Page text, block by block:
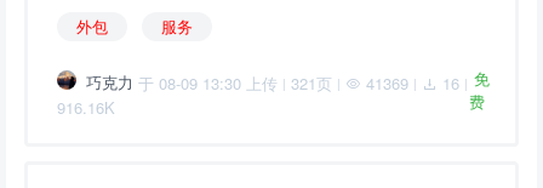
外包 服务
巧克力 于 08-09 13:30 上传 | 321页 | 41369 | 16 |
916.16K
免
费